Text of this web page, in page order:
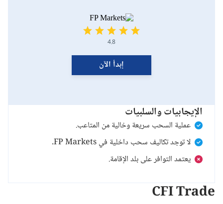
4.8
إبدأ الآن
الإيجابيات والسلبيات
عملية السحب سريعة وخالية من المتاعب.
لا توجد تكاليف سحب داخلية في FP Markets.
يعتمد التوافر على بلد الإقامة.
CFI Trade